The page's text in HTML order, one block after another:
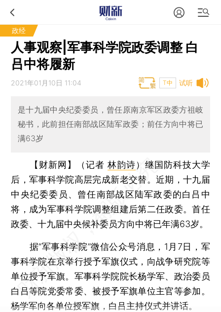
政经
人事观察|军事科学院政委调整 白
吕中将履新
试听
2021年01月10日 11:04 T中
是十九届中央纪委委员，曾任原南京军区政委方祖岐
秘书，此前担任南部战区陆军政委；前任方向中将已
满63岁
【财新网】（记者 林韵诗） 继国防科技大学
后，军事科学院高层完成新老交替。近期，十九届
中央纪委委员、曾任南部战区陆军政委的白吕中
将，成为军事科学院调整组建后第二任政委。首任
政委、十九届中央候补委员方向中将已年满63岁。
据“军事科学院”微信公众号消息，1月7日，军
事科学院在京举行授予军旗仪式，向战争研究院等
单位授予军旗。军事科学院院长杨学军、政治委员
白吕等院党委常委、被授予军旗单位主官等参加。
杨学军向各单位授军旗，白吕主持仪式并讲话。